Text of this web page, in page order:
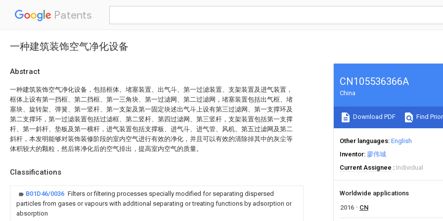
Patents
一种建筑装饰空气净化设备
Abstract
一种建筑装饰空气净化设备，包括框体、堵塞装置、出气斗、第一过滤装置、支架装置及进气装置，
框体上设有第一挡框、第二挡框、第一三角块、第一过滤网、第二过滤网，堵塞装置包括出气框、堵
塞块、旋转架、弹簧、第一竖杆、第一支架及第一固定块述出气斗上设有第三过滤网、第一支撑环及
第二支撑环，第一过滤装置包括过滤框、第二竖杆、第四过滤网、第三竖杆，支架装置包括第一支撑
杆、第一斜杆、垫板及第一横杆，进气装置包括支撑板、进气斗、进气管、风机、第五过滤网及第二
斜杆，本发明能够对装饰装修阶段的室内空气进行有效的净化，并且可以有效的清除掉其中的灰尘等
体积较大的颗粒，然后将净化后的空气排出，提高室内空气的质量。
Classifications
B01D46/0036 Filters or filtering processes specially modified for separating dispersed
particles from gases or vapours with additional separating or treating functions by adsorption or
absorption
CN105536366A
China
Download PDF Find
Other languages English
Inventor 廖伟城
Current Assignee
Individual
Worldwide applications
2016
CN